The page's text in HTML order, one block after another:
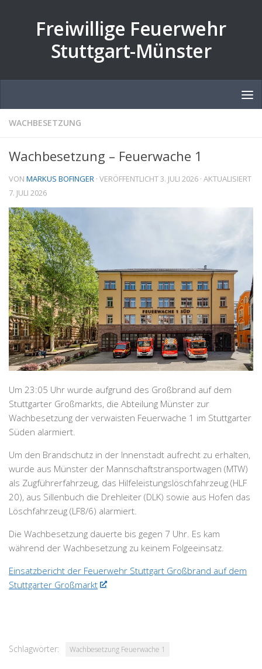
Freiwillige Feuerwehr
Stuttgart-Münster
WACHBESETZUNG
Wachbesetzung – Feuerwache 1
VON MARKUS BOFINGER · VERÖFFENTLICHT3. JULI 2026 · AKTUALISIERT
7. JULI 2026
Um 23:05 Uhr wurde aufgrund des Großbrand auf dem
Stuttgarter Großmarkts, die Abteilung Münster zur
Wachbesetzung der verwaisten Feuerwache 1 im Stuttgarter
Süden alarmiert.
Um den Brandschutz in der Innenstadt aufrecht zu erhalten,
wurde aus Münster der Mannschaftstransportwagen (MTW)
als Zugführerfahrzeug, das Hilfeleistungslöschfahrzeug (HLF
20), aus Sillenbuch die Drehleiter (DLK) sowie aus Hofen das
Löschfahrzeug (LF8/6) alarmiert.
Die Wachbesetzung dauerte bis gegen 7 Uhr. Es kam
während der Wachbesetzung zu keinem Folgeeinsatz.
Einsatzbericht der Feuerwehr Stuttgart Großbrand auf dem
Stuttgarter Großmarkt
Schlagwörter: Wachbesetzung Feuerwache 1